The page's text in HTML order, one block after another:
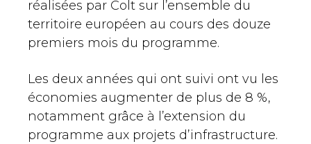
réalisées par Colt sur l’ensemble du
territoire européen au cours des douze
premiers mois du programme.
Les deux années qui ont suivi ont vu les
économies augmenter de plus de 8 %,
notamment grâce à l’extension du
programme aux projets d’infrastructure.